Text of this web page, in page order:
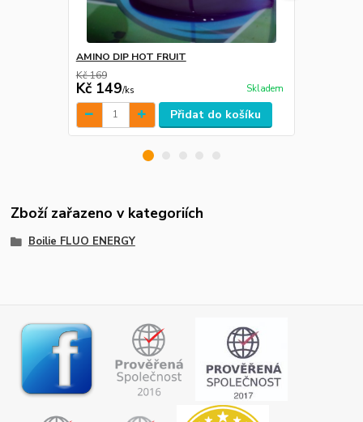
AMINO DIP HOT FRUIT
Kč 169
Kč 149/ks Skladem
Přidat do košíku
Zboží zařazeno v kategoriích
Boilie FLUO ENERGY